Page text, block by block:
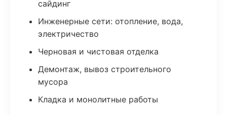
сайдинг
Инженерные сети: отопление, вода,
электричество
Черновая и чистовая отделка
Демонтаж, вывоз строительного
мусора
Кладка и монолитные работы